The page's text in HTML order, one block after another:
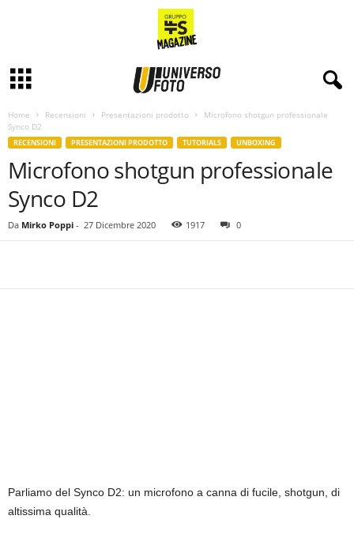
Home Recensioni Presentazioni prodotto
Microfono shotgun professionale
Synco D2
RECENSIONI PRESENTAZIONI PRODOTTO TUTORIALS UNBOXING
Microfono shotgun professionale
Synco D2
Da Mirko Poppi - 27 Dicembre 2020 1917 0
Parliamo del Synco D2: un microfono a canna di fucile, shotgun, di
altissima qualità.